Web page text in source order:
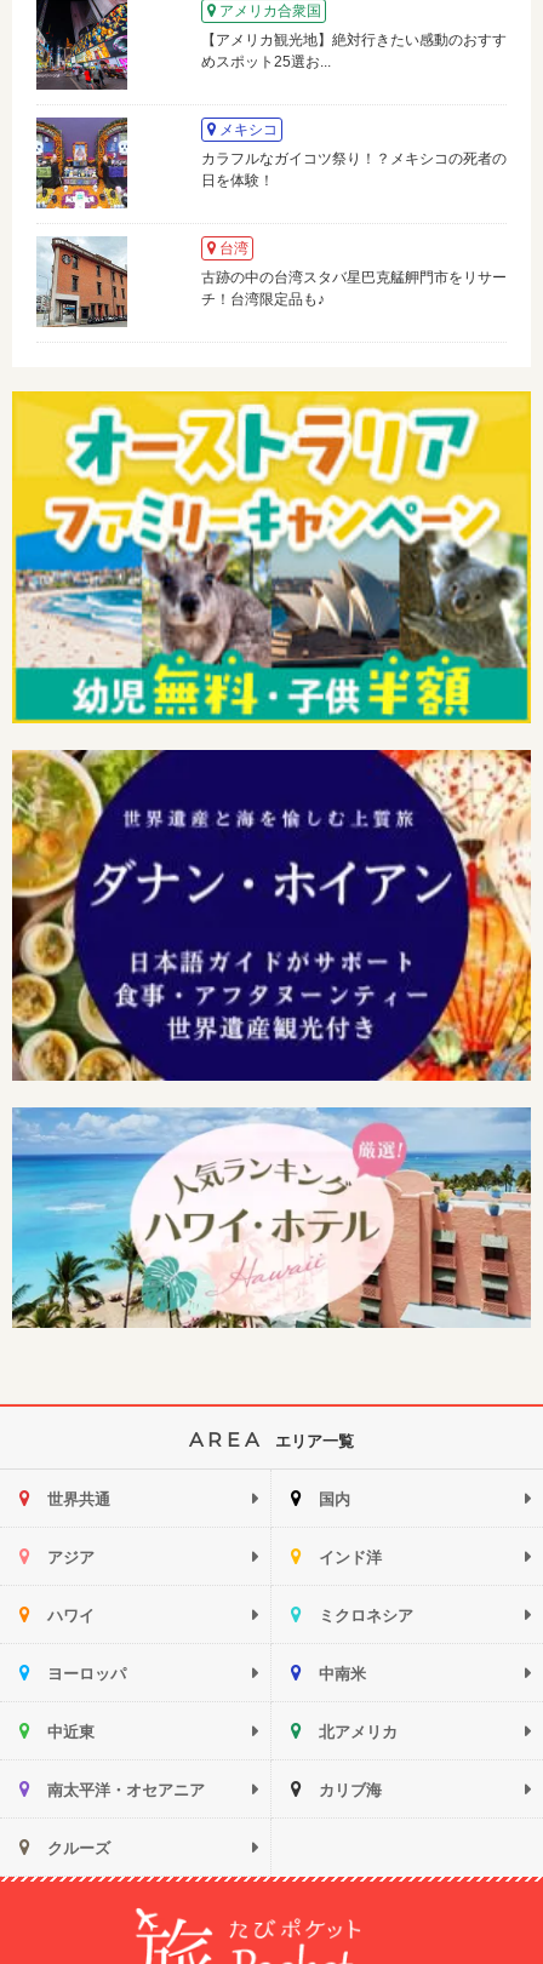
アメリカ合衆国
【アメリカ観光地】絶対行きたい感動のおすす
めスポット25選お...
メキシコ
カラフルなガイコツ祭り！？メキシコの死者の
日を体験！
台湾
古跡の中の台湾スタバ星巴克艋舺門市をリサー
チ！台湾限定品も♪
AREA エリア一覧
世界共通 国内
アジア インド洋
ハワイ ミクロネシア
ヨーロッパ 中南米
中近東 北アメリカ
南太平洋・オセアニア カリブ海
クルーズ